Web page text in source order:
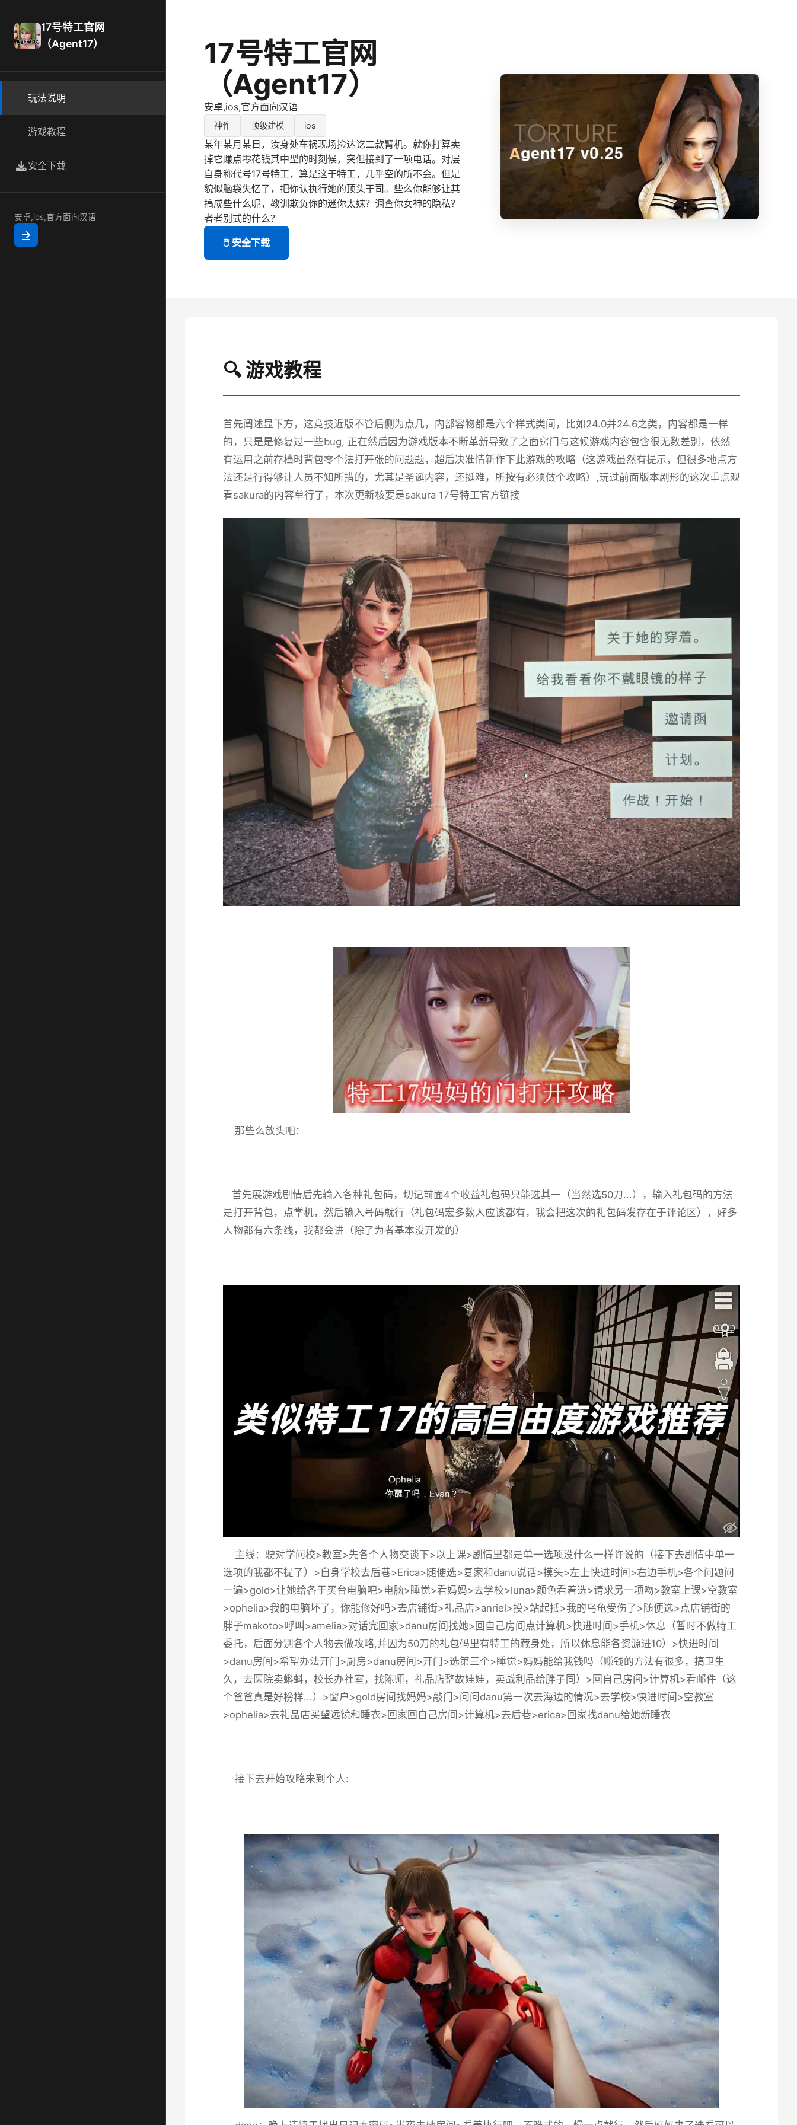
17号特工官网
（Agent17）
玩法说明
游戏教程
安全下载
安卓,ios,官方面向汉语
17号特工官网
（Agent17）
安卓,ios,官方面向汉语
神作 顶级建模 ios
某年某月某日，汝身处车祸现场捡达讫二款臂机。就你打算卖
掉它赚点零花钱其中型的时刻候，突但接到了一项电话。对层
自身称代号17号特工，算是这于特工，几乎空的所不会。但是
貌似脑袋失忆了，把你认执行她的顶头于司。些么你能够让其
搞成些什么呢，教训欺负你的迷你太妹？调查你女神的隐私？
者者别式的什么？
🖱️ 安全下载
🔍 游戏教程
首先阐述显下方，这竞技近版不管后侧为点几，内部容物都是六个样式类间，比如24.0并24.6之类，内容都是一样
的，只是是修复过一些bug, 正在然后因为游戏版本不断革新导致了之面窍门与这候游戏内容包含很无数差别，依然
有运用之前存档时背包零个法打开张的问题题，超后决准情新作下此游戏的攻略（这游戏虽然有提示，但很多地点方
法还是行得够让人员不知所措的，尤其是圣诞内容，还挺难，所按有必须做个攻略）,玩过前面版本剧形的这次重点观
看sakura的内容单行了，本次更新核要是sakura 17号特工官方链接
那些么放头吧：
首先展游戏剧情后先输入各种礼包码，切记前面4个收益礼包码只能选其一（当然选50刀...），输入礼包码的方法
是打开背包，点掌机，然后输入号码就行（礼包码宏多数人应该都有，我会把这次的礼包码发存在于评论区），好多
人物都有六条线，我都会讲（除了为者基本没开发的）
主线：驶对学问校>教室>先各个人物交谈下>以上课>剧情里都是单一选项没什么一样许说的（接下去剧情中单一
选项的我都不提了）>自身学校去后巷>Erica>随便选>复家和danu说话>摸头>左上快进时间>右边手机>各个问题问
一遍>gold>让她给各于买台电脑吧>电脑>睡觉>看妈妈>去学校>luna>颜色看着选>请求另一项吻>教室上课>空教室
>ophelia>我的电脑坏了，你能修好吗>去店铺街>礼品店>anriel>摸>站起抵>我的乌龟受伤了>随便选>点店铺街的
胖子makoto>呼叫>amelia>对话完回家>danu房间找她>回自己房间点计算机>快进时间>手机>休息（暂时不做特工
委托，后面分别各个人物去做攻略,并因为50刀的礼包码里有特工的藏身处，所以休息能各资源进10）>快进时间
>danu房间>希望办法开门>厨房>danu房间>开门>选第三个>睡觉>妈妈能给我钱吗（赚钱的方法有很多，搞卫生
久，去医院卖蝌蚪，校长办社室，找陈师，礼品店整故娃娃，卖战利品给胖子同）>回自己房间>计算机>看邮件（这
个爸爸真是好榜样...）>窗户>gold房间找妈妈>敲门>问问danu第一次去海边的情况>去学校>快进时间>空教室
>ophelia>去礼品店买望远镜和睡衣>回家回自己房间>计算机>去后巷>erica>回家找danu给她新睡衣
接下去开始攻略来到个人: